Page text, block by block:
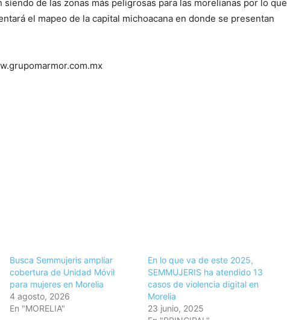
siendo de las zonas más peligrosas para las morelianas por lo que
el mapeo de la capital michoacana en donde se presentan
Busca Semmujeris ampliar
cobertura de Unidad Móvil
para mujeres en Morelia
4 agosto, 2026
En "MORELIA"
En lo que va de este 2025,
SEMMUJERIS ha atendido 13
casos de violencia digital en
Morelia
23 junio, 2025